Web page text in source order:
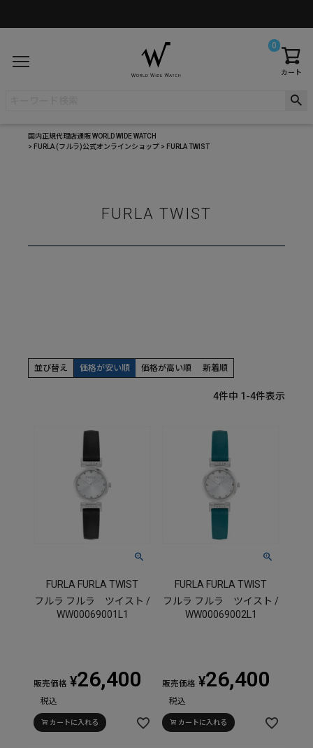
カート
0
国内正規代理店通販 WORLD WIDE WATCH
FURLA (フルラ)公式オンラインショップ
FURLA TWIST
FURLA TWIST
並び替え 価格が安い順 価格が高い順 新着順
4件中 1 -4件表示
FURLA FURLA TWIST
フルラ フルラ ツイスト /
WW00069001L1
販売価格 ¥26,400
税込
カートに入れる
FURLA FURLA TWIST
フルラ フルラ ツイスト /
WW00069002L1
販売価格 ¥26,400
税込
カートに入れる